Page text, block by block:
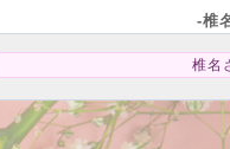
-椎
椎名